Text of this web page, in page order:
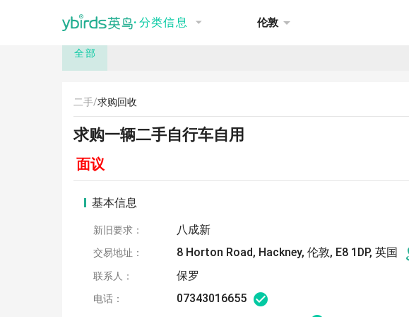
· 分类信息 伦敦
推荐 讨论 租房
全部
二手/求购回收
求购一辆二手自行车自用
面议
基本信息
新旧要求： 八成新
交易地址： 8 Horton Road, Hackney, 伦敦, E8 1DP, 英国
联系人： 保罗
电话： 07343016655